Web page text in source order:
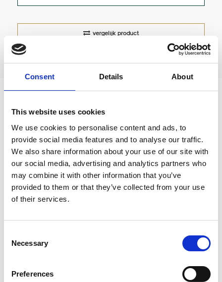
Consent Details About
This website uses cookies
We use cookies to personalise content and ads, to
provide social media features and to analyse our traffic.
We also share information about your use of our site with
our social media, advertising and analytics partners who
may combine it with other information that you’ve
provided to them or that they’ve collected from your use
of their services.
Selection
Necessary
Preferences
vergelijk product
Pipetflesje om bijvoorbeeld een zoutoplossing of
citroenzuur oplossing in te doseren om zo met
aroma's in je koffie te experimenteren.